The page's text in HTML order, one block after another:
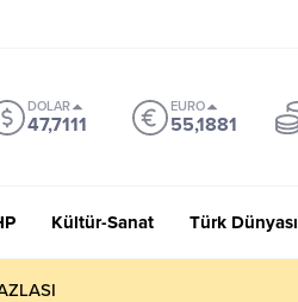
DOLAR
47,7111
EURO
55,1881
Kültür-Sanat Türk Dünyası